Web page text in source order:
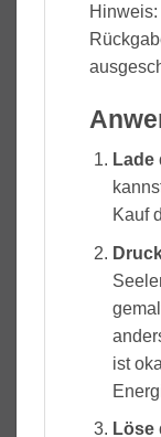
Lade
Kauf
ist
Löse